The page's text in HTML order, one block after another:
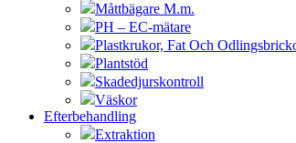
Måttbägare M.m.
PH – EC-mätare
Plastkrukor, Fat Och
Plantstöd
Skadedjurskontroll
Väskor
Efterbehandling
Extraktion